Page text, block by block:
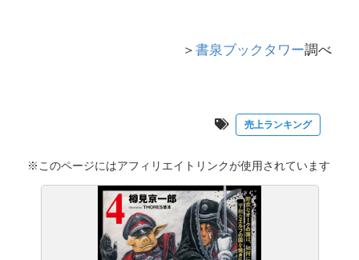
＞ 書泉ブックタワー調べ
売上ランキング
※このページにはアフィリエイトリンクが使用されています